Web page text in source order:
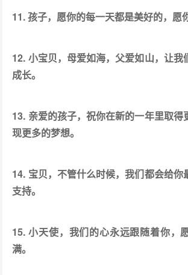
11. 孩子，愿你的每一天都是美好的，愿
12. 小宝贝，母爱如海，父爱如山，让我
成长。
13. 亲爱的孩子，祝你在新的一年里取得
现更多的梦想。
14. 宝贝，不管什么时候，我们都会给你
支持。
15. 小天使，我们的心永远跟随着你，
满。